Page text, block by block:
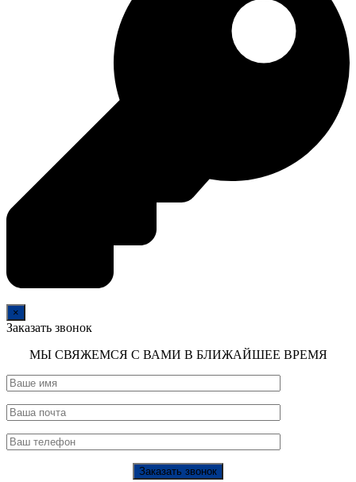
×
Заказать звонок
МЫ СВЯЖЕМСЯ С ВАМИ В БЛИЖАЙШЕЕ ВРЕМЯ